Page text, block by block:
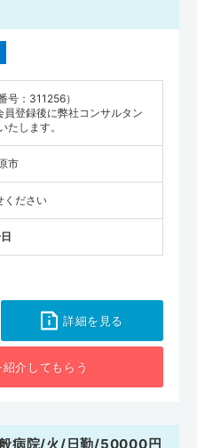
号：311256）
登録後に弊社コンサルタン
たします。
市
ください
詳細を見る
紹介してもらう
病院/火/日勤/50000円